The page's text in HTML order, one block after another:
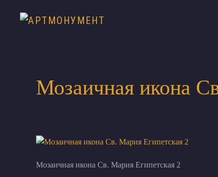
Мозаичная икона
Мозаичная икона Св. Мария Египетская 2